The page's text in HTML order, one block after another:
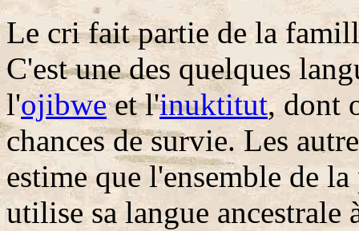
Le cri fait partie de la
C'est une des quelques
l'ojibweet l'inuktitut, dont
chances de survie. Les
estime que l'ensemble de
utilise sa langue ancestrale